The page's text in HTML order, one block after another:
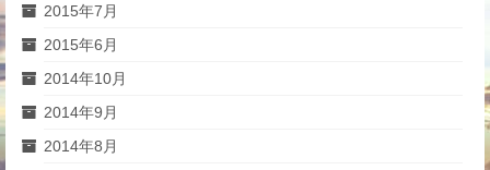
2015年7月
2015年6月
2014年10月
2014年9月
2014年8月